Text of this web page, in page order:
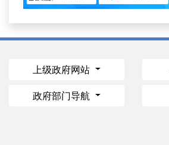
上级政府网站
政府部门导航